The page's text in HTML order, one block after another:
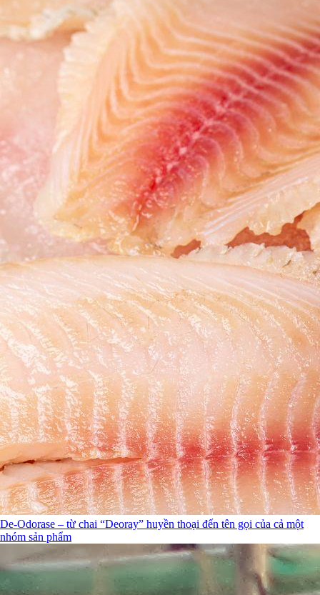
De-Odorase – từ chai “Deoray” huyền thoại đến tên gọi của cả một
nhóm sản phẩm